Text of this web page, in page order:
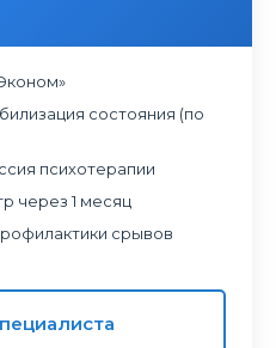
состояния (по
психотерапии
через 1 месяц
срывов